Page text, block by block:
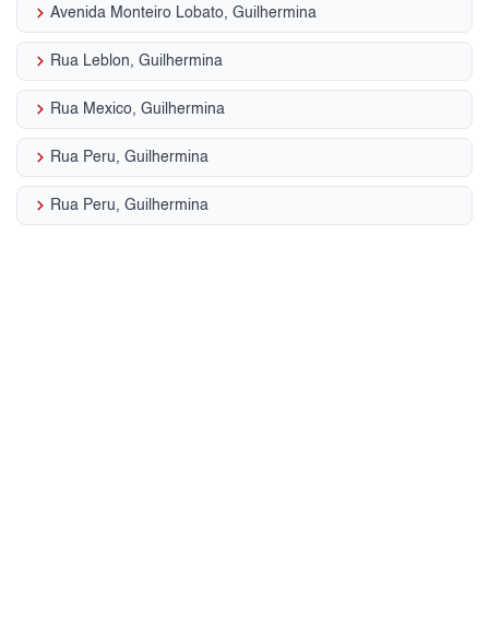
keyboard_arrow_right Avenida Monteiro Lobato, Guilhermina
keyboard_arrow_right Rua Leblon, Guilhermina
keyboard_arrow_right Rua Mexico, Guilhermina
keyboard_arrow_right Rua Peru, Guilhermina
keyboard_arrow_right Rua Peru, Guilhermina